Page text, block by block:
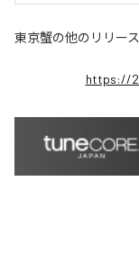
東京蟹の他のリリース
https://